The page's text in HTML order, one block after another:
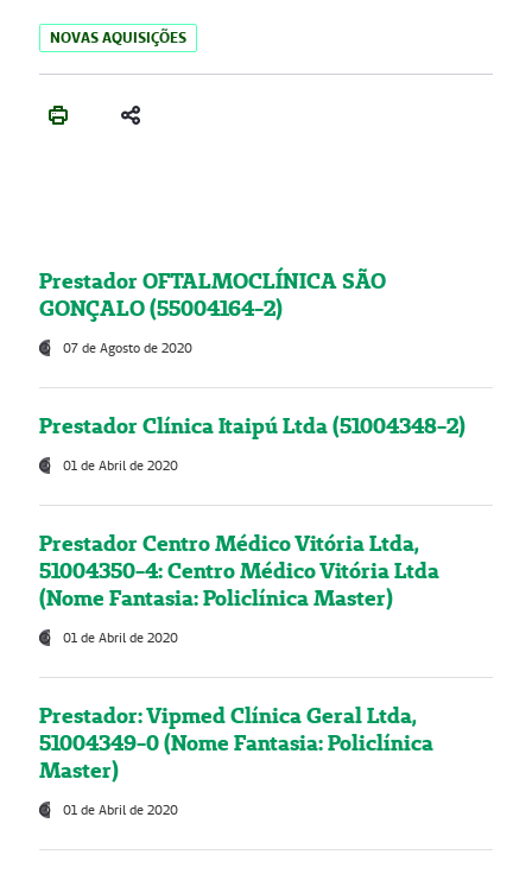
NOVAS AQUISIÇÕES
Prestador OFTALMOCLÍNICA SÃO
GONÇALO (55004164-2)
07 de Agosto de 2020
Prestador Clínica Itaipú Ltda (51004348-2)
01 de Abril de 2020
Prestador Centro Médico Vitória Ltda,
51004350-4: Centro Médico Vitória Ltda
(Nome Fantasia: Policlínica Master)
01 de Abril de 2020
Prestador: Vipmed Clínica Geral Ltda,
51004349-0 (Nome Fantasia: Policlínica
Master)
01 de Abril de 2020